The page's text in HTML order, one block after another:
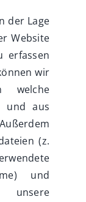
der Lage
Website
erfassen
wir
welche
und aus
(z.
und